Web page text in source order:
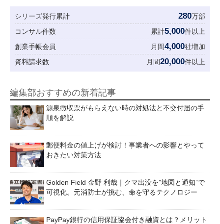
シリーズ発行累計 280万部
コンサル件数
累計5,000件以上
創業手帳会員
月間4,000社増加
資料請求数
月間20,000件以上
編集部おすすめの新着記事
源泉徴収票がもらえない時の対処法と不交付届の手
順を解説
郵便料金の値上げが検討！事業者への影響とやって
おきたい対策方法
Golden Field 金野 利哉｜クマ出没を”地図と通知”で
可視化。元消防士が挑む、命を守るテクノロジー
PayPay銀行の信用保証協会付き融資とは？メリット